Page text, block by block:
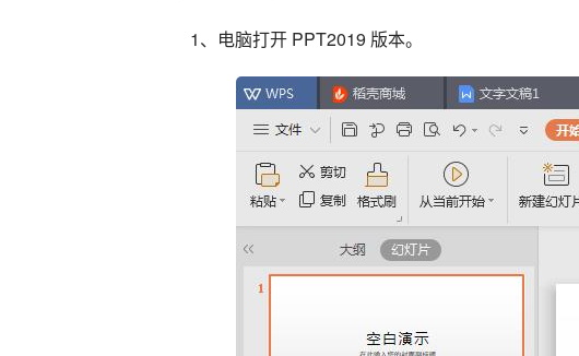
1、电脑打开 PPT2019 版本。